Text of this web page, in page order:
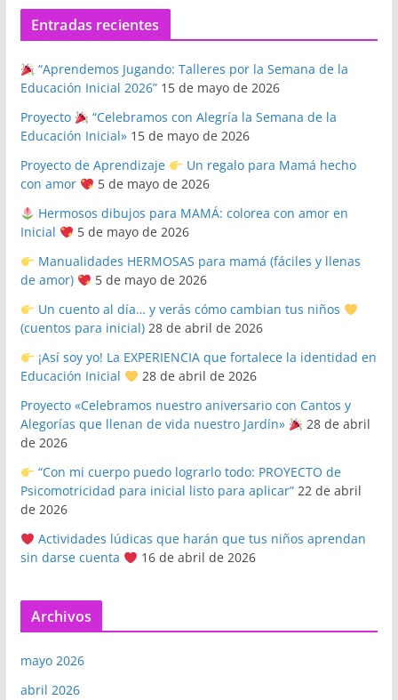
Entradas recientes
“Aprendemos Jugando: Talleres por la Semana de la
Educación Inicial 2026” 15 de mayo de 2026
Proyecto
“Celebramos con Alegría la Semana de la
Educación Inicial» 15 de mayo de 2026
Proyecto de Aprendizaje
Un regalo para Mamá hecho
con amor
5 de mayo de 2026
Hermosos dibujos para MAMÁ: colorea con amor en
Inicial
5 de mayo de 2026
Manualidades HERMOSAS para mamá (fáciles y llenas
de amor)
5 de mayo de 2026
Un cuento al día… y verás cómo cambian tus niños
(cuentos para inicial) 28 de abril de 2026
¡Así soy yo! La EXPERIENCIA que fortalece la identidad en
Educación Inicial
28 de abril de 2026
Proyecto «Celebramos nuestro aniversario con Cantos y
Alegorías que llenan de vida nuestro Jardín»
28 de abril
de 2026
“Con mi cuerpo puedo lograrlo todo: PROYECTO de
Psicomotricidad para inicial listo para aplicar” 22 de abril
de 2026
Actividades lúdicas que harán que tus niños aprendan
sin darse cuenta
16 de abril de 2026
Archivos
mayo 2026
abril 2026